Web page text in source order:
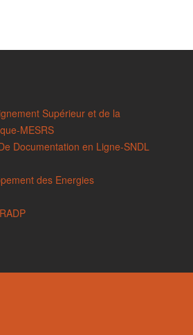
Supérieur et de la
MESRS
Documentation en Ligne-SNDL
des Energies